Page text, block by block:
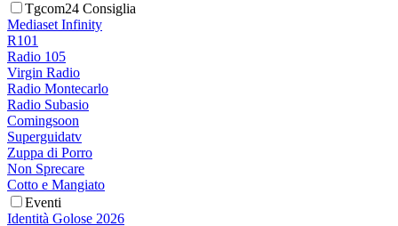
Tgcom24 Consiglia
Mediaset Infinity
R101
Radio 105
Virgin Radio
Radio Montecarlo
Radio Subasio
Comingsoon
Superguidatv
Zuppa di Porro
Non Sprecare
Cotto e Mangiato
Eventi
Identità Golose 2026